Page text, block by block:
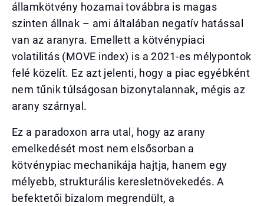
államkötvény hozamai továbbra is magas
szinten állnak – ami általában negatív hatással
van az aranyra. Emellett a kötvénypiaci
volatilitás (MOVE index) is a 2021-es mélypontok
felé közelít. Ez azt jelenti, hogy a piac egyébként
nem tűnik túlságosan bizonytalannak, mégis az
arany szárnyal.
Ez a paradoxon arra utal, hogy az arany
emelkedését most nem elsősorban a
kötvénypiac mechanikája hajtja, hanem egy
mélyebb, strukturális keresletnövekedés. A
befektetői bizalom megrendült, a